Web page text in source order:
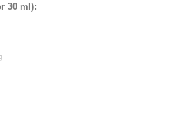
30 ml):